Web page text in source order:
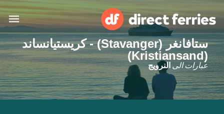
البلدان
تذاكر العبّارة
ستافانغر (Stavanger) - كريستيانساند
(Kristiansand)
عبارات الى النرويج